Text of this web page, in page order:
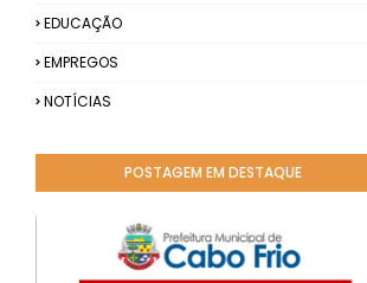
EDUCAÇÃO
EMPREGOS
NOTÍCIAS
POSTAGEM EM DESTAQUE